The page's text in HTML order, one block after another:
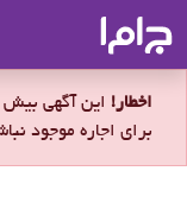
-
اخطار!
برای اجاره موجود